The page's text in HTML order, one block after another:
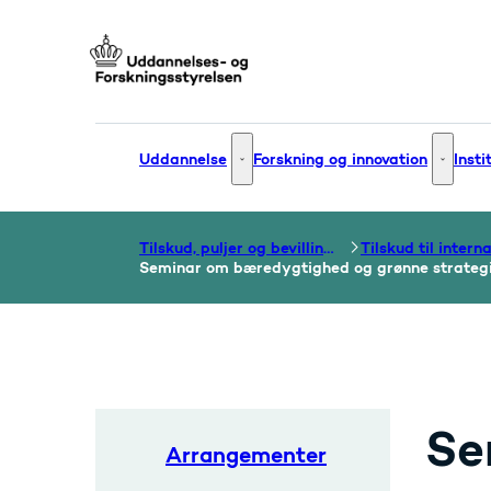
Uddannelse Uddannelse - Flere links
Forskning og innovation
Tilskud, puljer og bevillinger
Seminar om bæredygtighed og grønne
Arrangementer